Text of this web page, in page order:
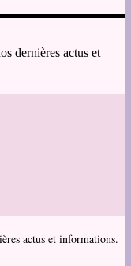
dernières actus et
actus et informations.